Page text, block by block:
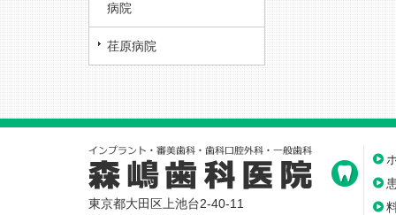
病院
荏原病院
東京都大田区上池台2-40-11